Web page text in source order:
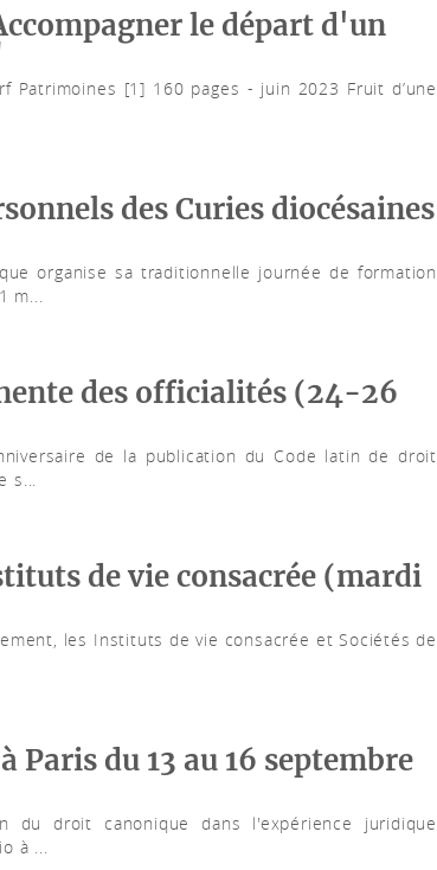
le départ d'un
[1] 160 pages - juin 2023 Fruit d’une
des Curies diocésaines
organise sa traditionnelle journée de formation
m...
des officialités (24-26
de la publication du Code latin de droit
s...
de vie consacrée (mardi
les Instituts de vie consacrée et Sociétés de
Paris du 13 au 16 septembre
droit canonique dans l'expérience juridique
à ...